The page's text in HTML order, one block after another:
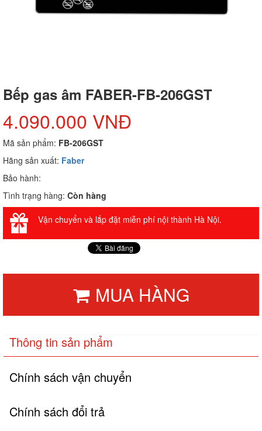
Bếp gas âm FABER-FB-206GST
4.090.000 VNĐ
Mã sản phẩm: FB-206GST
Hãng sản xuất: Faber
Bảo hành:
Tình trạng hàng: Còn hàng
Vận chuyển và lắp đặt miễn phí nội thành Hà Nội.
MUA HÀNG
Thông tin sản phẩm
Chính sách vận chuyển
Chính sách đổi trả